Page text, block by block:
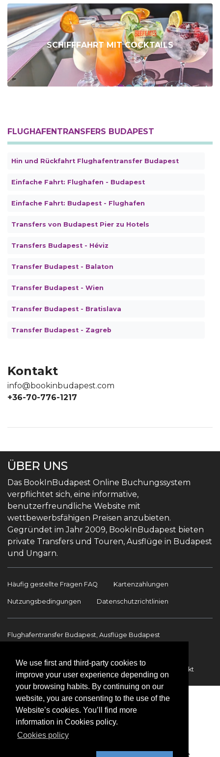
We use first and third-party cookies to
improve your user experience depending on
your browsing habits. By continuing on our
website, you are consenting to the use of the
Website’s cookies. You’ll find more
information in Cookies policy.
Cookies policy
SCHIFFFAHRT MIT COCKTAILS
FLUGHAFENTRANSFERS BUDAPEST
Hin und Rückfahrt Flughafentransfer Budapest
Einfache Fahrt: Flughafen - Budapest
Einfache Fahrt: Budapest - Flughafen
Transfers von Budapest Pier zu Hotels
Transfers Budapest - Héviz
Transfer Budapest - Balaton
Transfer Budapest - Wien
Transfer Budapest - Bratislava
Transfer Budapest - Zagreb
Kontakt
info@bookinbudapest.com
+36-70-776-1217
ÜBER UNS
Das BookInBudapest Online Buchungssystem
verpflichtet sich, eine informative,
benutzerfreundliche Website mit
wettbewerbsfähigen Preisen anzubieten.
Gegründet im Jahr 2009, BookInBudapest bieten
private Transfers und Touren, Ausflüge in Budapest
und Ungarn.
Häufig gestellte Fragen FAQ Kartenzahlungen
Nutzungsbedingungen Datenschutzrichtlinien
Flughafentransfer Budapest, Ausflüge Budapest
Internationale Transfers Kontakt
Copyright © 2009-2026 BookinBudapest | Alle